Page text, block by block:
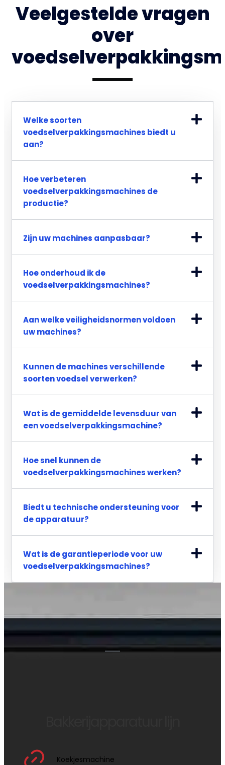
Veelgestelde vragen
over
Welke soorten
voedselverpakkingsmachines biedt u
aan?
Hoe verbeteren
voedselverpakkingsmachines de
productie?
Zijn uw machines aanpasbaar?
Hoe onderhoud ik de
voedselverpakkingsmachines?
Aan welke veiligheidsnormen voldoen
uw machines?
Kunnen de machines verschillende
soorten voedsel verwerken?
Wat is de gemiddelde levensduur van
een voedselverpakkingsmachine?
Hoe snel kunnen de
voedselverpakkingsmachines werken?
Biedt u technische ondersteuning voor
de apparatuur?
Wat is de garantieperiode voor uw
voedselverpakkingsmachines?
Koekjesmachine